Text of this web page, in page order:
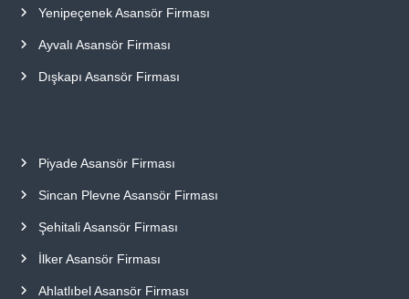
Yenipeçenek Asansör Firması
Ayvalı Asansör Firması
Dışkapı Asansör Firması
Piyade Asansör Firması
Sincan Plevne Asansör Firması
Şehitali Asansör Firması
İlker Asansör Firması
Ahlatlıbel Asansör Firması